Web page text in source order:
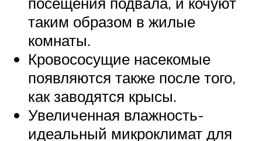
таким образом в жилые
комнаты.
Кровососущие насекомые
появляются также после того,
как заводятся крысы.
Увеличенная влажность-
идеальный микроклимат для